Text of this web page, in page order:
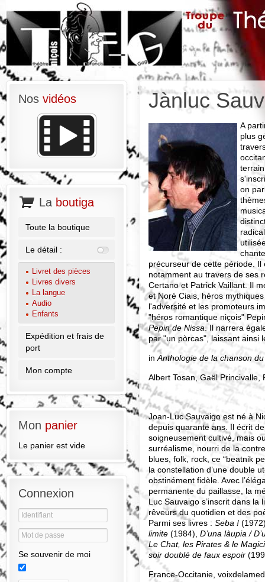
Jànluc
A
plus
on
précurseur de cette période.
notamment au travers de ses
Certano et Patrick Vaillant. Il
et Noré Ciais, héros
l'adversité et les promoteurs
"héros romantique niçois"
Pepin de Nissa. Il narrera
par "un pòrcas", laissant ainsi
inAnthologie de la chanson
Albert Tosan, Gaël Princivalle,
Joan-Luc Sauvaigo est né à
depuis quarante ans. Il écrit
soigneusement cultivé, mais
surréalisme, nourri de la
blues, folk, rock, ce “beatnik
la constellation d’une double
obstinément fidèle. Avec
permanente du paillasse, la
Luc Sauvaigo s’inscrit dans
rêveurs du quotidien et des
Parmi ses livres :Seba !
limite (1984),D’una làupia /
Le Chat, les Pirates & le
soir doublé de faux espoir
France-Occitanie,
Nos vidéos
La boutiga
Toute la boutique
Le détail :
Livret des pièces
Livres divers
La langue
Audio
Enfants
Expédition et frais de
port
Mon compte
Mon panier
Le panier est vide
Connexion
Se souvenir de moi